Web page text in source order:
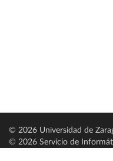
© 2026 Universidad de
© 2026 Servicio de